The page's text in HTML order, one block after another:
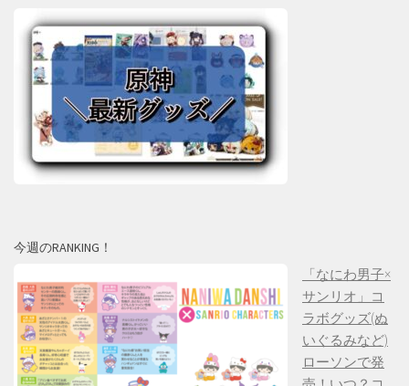
今週のRANKING！
「なにわ男子×
サンリオ」コ
ラボグッズ(ぬ
いぐるみなど)
ローソンで発